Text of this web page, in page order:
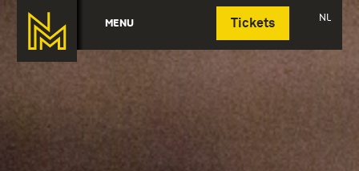
MENU Tickets NL
Deutsch